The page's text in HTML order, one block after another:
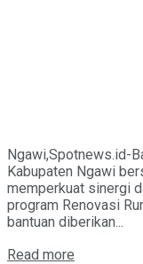
Ngawi,Spotnews.id-
Kabupaten Ngawi
memperkuat sinergi
program Renovasi
bantuan diberikan...
Read more